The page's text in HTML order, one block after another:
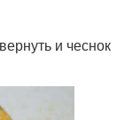
и чеснок